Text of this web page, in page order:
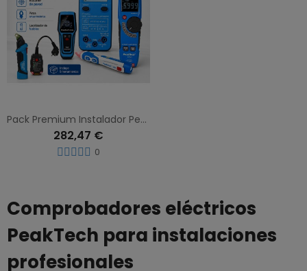
Pack Premium Instalador PeakTech con Multímetro, Detector NCV, Escáner de Pared, Localizador de Fusibles y Pinza Amperimétrica
282,47 €
0
Comprobadores eléctricos
PeakTech para instalaciones
profesionales